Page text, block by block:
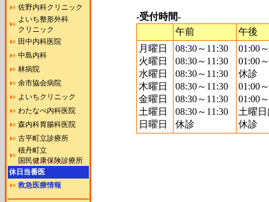
佐野内科クリニック
よいち整形外科
クリニック
田中内科医院
中島内科
林病院
余市協会病院
よいちクリニック
わたなべ内科医院
森内科胃腸科医院
古平町立診療所
積丹町立
国民健康保険診療所
休日当番医
救急医療情報
-受付時間-
午前
午後
月曜日
火曜日
水曜日
木曜日
金曜日
土曜日
日曜日
08:30～11:30
08:30～11:30
08:30～11:30
08:30～11:30
08:30～11:30
08:30～11:30
休診
01:00
01:00
休診
01:00
01:00
土曜
休診